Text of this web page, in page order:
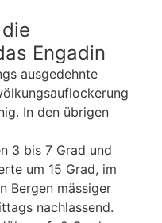
Engadin
ausgedehnte
In den übrigen
3 bis 7 Grad und
um 15 Grad, im
Bergen mässiger
nachlassend.